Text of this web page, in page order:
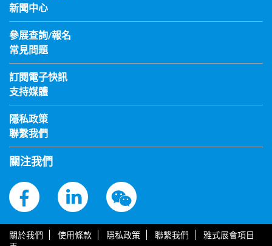
新聞中心
參展查詢/報名
常見問題
訂閱電子快訊
支持媒體
隱私政策
聯繫我們
關注我們
關於我們 使用條款 隱私政策 聯繫我們
雅式展會項目